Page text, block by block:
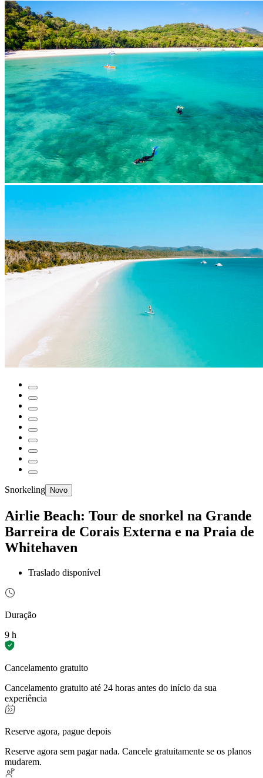
Snorkeling Novo
Airlie Beach: Tour de snorkel na Grande
Barreira de Corais Externa e na Praia de
Whitehaven
Traslado disponível
Duração
9 h
Cancelamento gratuito
Cancelamento gratuito até 24 horas antes do início da sua
experiência
Reserve agora, pague depois
Reserve agora sem pagar nada. Cancele gratuitamente se os planos
mudarem.